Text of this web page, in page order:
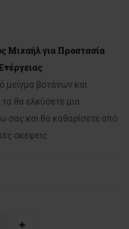
Μιχαήλ για Προστασία
μείγμα βοτάνων και
θα ελκύσετε μια
σας και θα καθαρίσετε από
σκέψεις.